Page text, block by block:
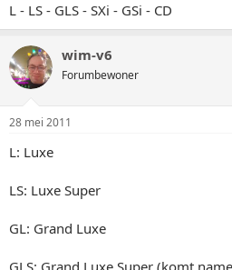
L - LS - GLS - SXi - GSi - CD
wim-v6
Forumbewoner
28 mei 2011
L: Luxe
LS: Luxe Super
GL: Grand Luxe
GLS: Grand Luxe Super (komt